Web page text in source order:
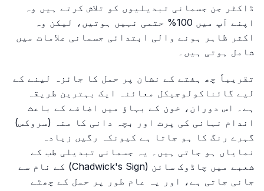
ڈاکٹر جن جسمانی تبدیلیوں کو تلاش کرتے ہیں وہ
اپنے آپ میں 100% حتمی نہیں ہوتیں، لیکن وہ
اکثر ظاہر ہونے والی ابتدائی جسمانی علامات میں
شامل ہوتی ہیں۔
تقریباً چھ ہفتے کے نشان پر حمل کا جائزہ لینے کے
لیے گائناکولوجیکل معائنہ ایک بہترین طریقہ
ہے۔ اس دوران، خون کے بہاؤ میں اضافے کے باعث
اندام نہانی کی پرت اور بچہ دانی کا منہ (سروکس)
گہرے رنگ کا ہو جاتا ہے کیونکہ رگیں زیادہ
نمایاں ہو جاتی ہیں۔ یہ جسمانی تبدیلی طب کے
شعبے میں چاڈوک سائن (Chadwick's Sign) کے نام سے
جانی جاتی ہے، اور یہ عام طور پر حمل کے چھٹے